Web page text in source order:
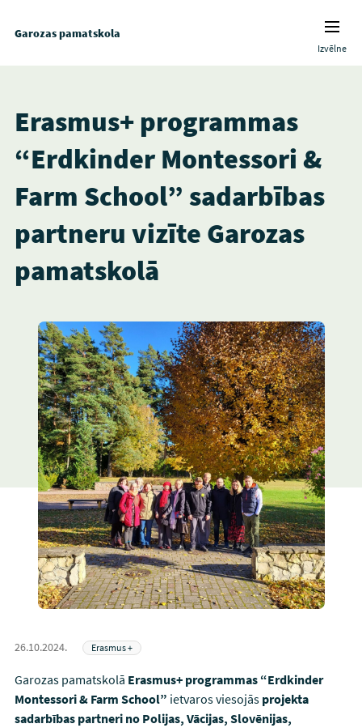
Garozas pamatskola
Izvēlne
Erasmus+ programmas
“Erdkinder Montessori &
Farm School” sadarbības
partneru vizīte Garozas
pamatskolā
26.10.2024. Erasmus +
Garozas pamatskolā Erasmus+ programmas “Erdkinder
Montessori & Farm School” ietvaros viesojās projekta
sadarbības partneri no Polijas, Vācijas, Slovēnijas,